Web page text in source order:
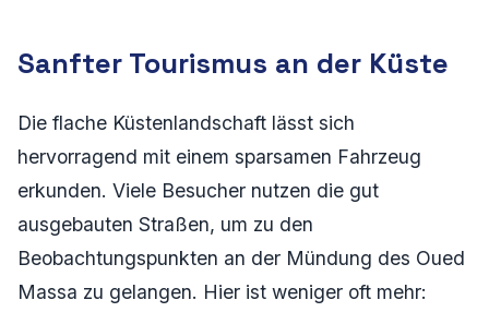
Sanfter Tourismus an der Küste
Die flache Küstenlandschaft lässt sich
hervorragend mit einem sparsamen Fahrzeug
erkunden. Viele Besucher nutzen die gut
ausgebauten Straßen, um zu den
Beobachtungspunkten an der Mündung des Oued
Massa zu gelangen. Hier ist weniger oft mehr: